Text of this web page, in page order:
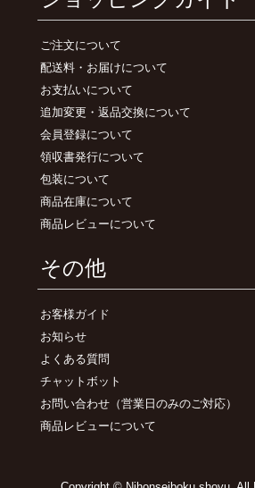
ご注文について
配送料・お届けについて
お支払いについて
追加変更・返品交換について
会員登録について
領収書発行について
包装について
商品在庫について
商品レビューについて
その他
お客様ガイド
お知らせ
よくある質問
チャットボット
お問い合わせ （営業日のみのご対応）
商品レビューについて